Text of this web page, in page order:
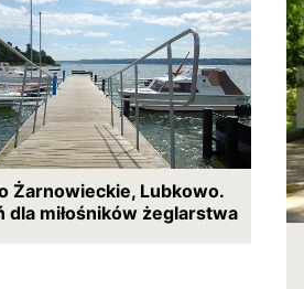
Żarnowieckie, Lubkowo.
dla miłośników żeglarstwa